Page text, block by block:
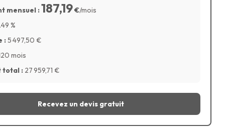
mensuel :187,19€/mois
%
:5 497,50 €
mois
total : 27 959,71 €
Recevez un devis gratuit